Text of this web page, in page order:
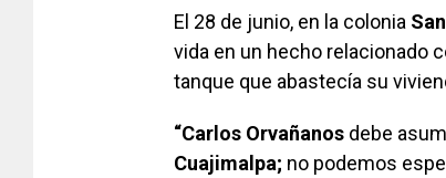
El 28 de junio, en la colonia San
vida en un hecho relacionado
tanque que abastecía su
“Carlos Orvañanos debe
Cuajimalpa; no podemos